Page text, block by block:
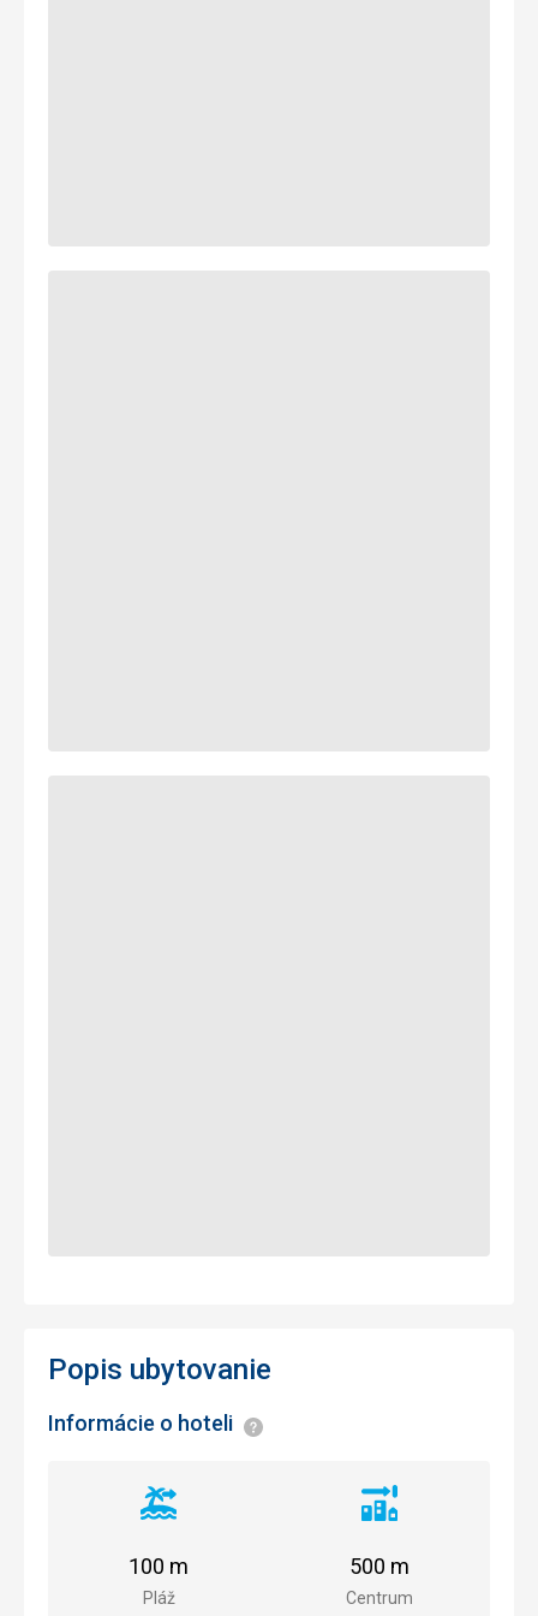
Popis ubytovanie
Informácie o hoteli Informácie
Vzdialenosť
pláže
Pláž
100 m
Vzdialenosť
centra
Centrum
500 m